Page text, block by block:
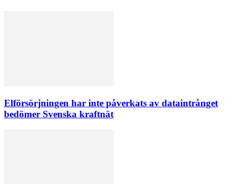
Elförsörjningen har inte påverkats av dataintrånget
bedömer Svenska kraftnät